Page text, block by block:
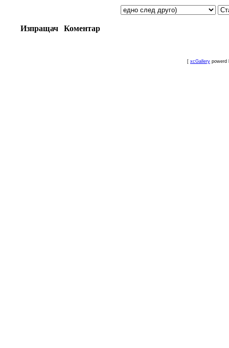
Изпращач Коментар
[ xcGallery